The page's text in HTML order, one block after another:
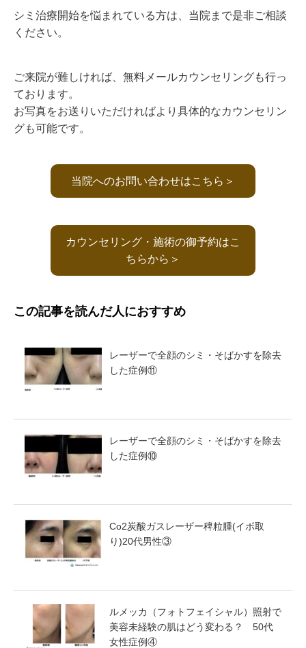
シミ治療開始を悩まれている方は、当院まで是非ご相談
ください。
ご来院が難しければ、無料メールカウンセリングも行っ
ております。
お写真をお送りいただければより具体的なカウンセリン
グも可能です。
当院へのお問い合わせはこちら＞
カウンセリング・施術の御予約はこ
ちらから＞
この記事を読んだ人におすすめ
レーザーで全顔のシミ・そばかすを除去
した症例⑪
レーザーで全顔のシミ・そばかすを除去
した症例⑩
Co2炭酸ガスレーザー稗粒腫(イボ取
り)20代男性③
ルメッカ（フォトフェイシャル）照射で
美容未経験の肌はどう変わる？ 50代
女性症例④